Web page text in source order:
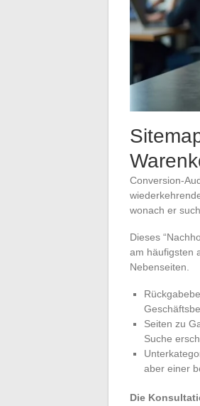
Conversion-
wonach er
Dieses
am häufigsten
Nebenseiten.
Seiten zu
Suche
aber einer
Die